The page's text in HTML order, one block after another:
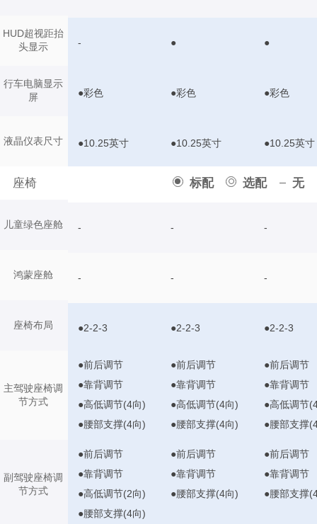
HUD超视距抬
头显示
行车电脑显示
屏
液晶仪表尺寸
座椅 标配 选配 无
儿童绿色座舱
鸿蒙座舱
座椅布局
主驾驶座椅调
节方式
副驾驶座椅调
节方式
- ● ●
●彩色 ●彩色 ●彩色
●10.25英寸 ●10.25英寸 ●10.25英寸
- - -
- - -
●2-2-3 ●2-2-3 ●2-2-3
●前后调节
●靠背调节
●高低调节(4向)
●腰部支撑(4向)
●前后调节
●靠背调节
●高低调节(4向)
●腰部支撑(4向)
●前后调节
●靠背调节
●高低调节
●腰部支撑
●前后调节
●靠背调节
●高低调节(2向)
●腰部支撑(4向)
●前后调节
●靠背调节
●腰部支撑(4向)
●前后调节
●靠背调节
●腰部支撑